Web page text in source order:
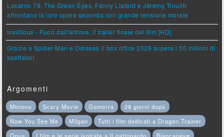
Locarno 79: The Green Eyes, Fanny Liatard e Jérémy Trouilh
affrontano la loro opera seconda con grande tensione morale
Insidious - Fuori dall'altrove, il trailer finale del film [HD]
Grazie a Spider-Man e Odissea il box office 2026 supera i 50 milioni di
spettatori
Argomenti
Minions Scary Movie Gomorra
28 giorni dopo
Now You See Me
M3gan
Tutti i film dedicati a Dragon Trainer